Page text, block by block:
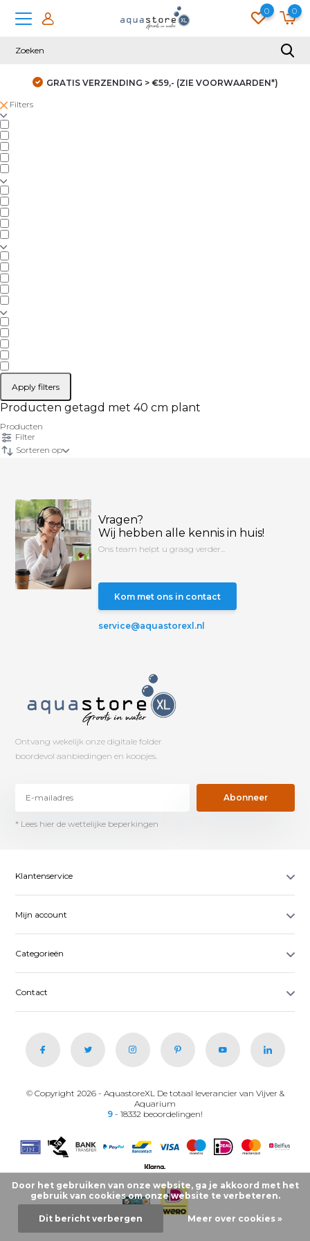
0 0
GRATIS VERZENDING > €59,- (ZIE VOORWAARDEN*)
Filters
Apply filters
Producten getagd met 40 cm plant
Producten
Filter
Sorteren op
Vragen?
Wij hebben alle kennis in huis!
Ons team helpt u graag verder...
Kom met ons in contact
service@aquastorexl.nl
Ontvang wekelijk onze digitale folder
boordevol aanbiedingen en koopjes.
Abonneer
* Lees hier de wettelijke beperkingen
Klantenservice
Mijn account
Categorieën
Contact
© Copyright 2026 - AquastoreXL De totaal leverancier van Vijver &
Aquarium
9 - 18332 beoordelingen!
Door het gebruiken van onze website, ga je akkoord met het
gebruik van cookies om onze website te verbeteren.
Dit bericht verbergen Meer over cookies »